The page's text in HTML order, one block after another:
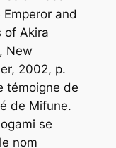
Emperor and
of Akira
New
2002, p.
témoigne de
de Mifune.
se
nom